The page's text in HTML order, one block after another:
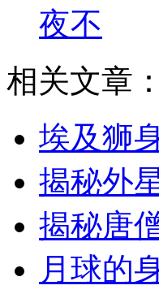
夜不
相关文章：
埃及狮
揭秘外
揭秘唐
月球的